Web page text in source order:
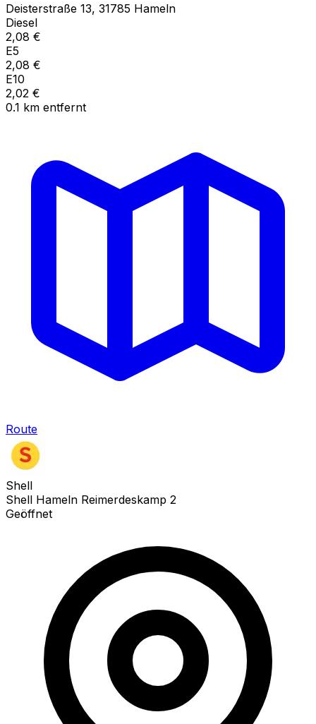
Deisterstraße 13, 31785 Hameln
Diesel
2,08 €
E5
2,08 €
E10
2,02 €
0.1 km entfernt
Route
Shell
Shell Hameln Reimerdeskamp 2
Geöffnet